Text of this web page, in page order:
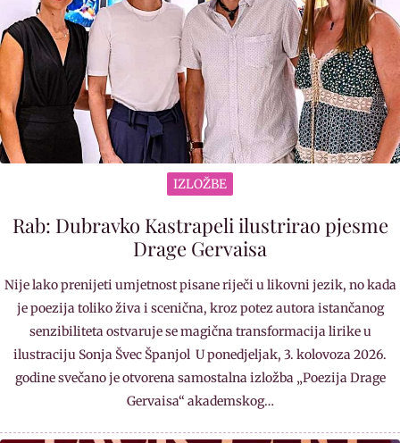
IZLOŽBE
Rab: Dubravko Kastrapeli ilustrirao pjesme
Drage Gervaisa
Nije lako prenijeti umjetnost pisane riječi u likovni jezik, no kada
je poezija toliko živa i scenična, kroz potez autora istančanog
senzibiliteta ostvaruje se magična transformacija lirike u
ilustraciju Sonja Švec Španjol U ponedjeljak, 3. kolovoza 2026.
godine svečano je otvorena samostalna izložba „Poezija Drage
Gervaisa“ akademskog…